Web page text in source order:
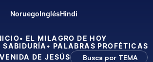
NoruegoInglésHindi
• EL MILAGRO DE HOY
SABIDURÍA • PALABRAS PROFÉTICAS
DE JESÚS
Busca por TEMA